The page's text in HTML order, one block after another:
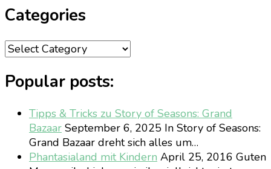
Categories
Categories
Popular posts:
Tipps & Tricks zu Story of Seasons: Grand
Bazaar September 6, 2025 In Story of Seasons:
Grand Bazaar dreht sich alles um…
Phantasialand mit Kindern April 25, 2016 Guten